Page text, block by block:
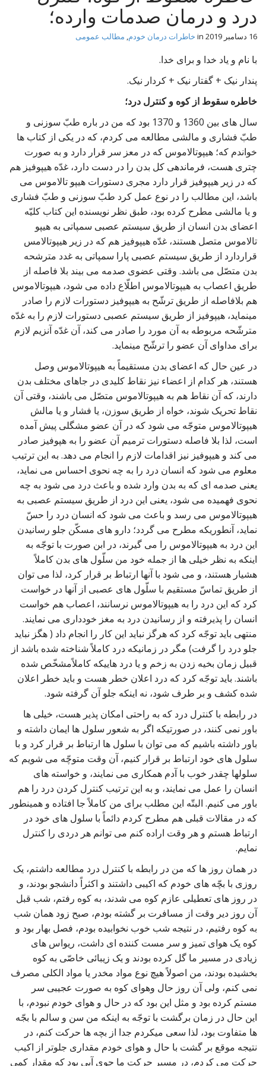
درد و درمان صدمات وارده؛
16 دسامبر 2019 خاطرات درمان خودم, مطالب عمومی
با نام و یاد خدا و برای خدا.
پندار نیک + گفتار نیک + کردار نیک.
خاطره سقوط از کوه و کنترل درد؛
سال های بین 1360 و 1370 بود که من در باره طبّ سوزنی و
طبّ فشاری و مالشی مطالعه می کردم، که در یکی از کتاب ها
خواندم که؛ هیپوتالاموس که در معز سر قرار دارد و به صورت
چتری هست، فرماندهی کل بدن را در دست دارد، غدّه هیپوفیز هم
که در زیر هیپوفیز قرار دارد مجری دستورات هیپو تالاموس می
باشد، این مطالب را در نوع عمل کرد طبّ سوزنی و طبّ فشاری
و یا مالشی مطرح کرده بود، طبق نظر نویسنده این کتاب کلیّه
اعضای بدن انسان از طریق سیستم عصبی سمپاتی به هیپو
تالاموس متصل هستند، غدّه هیپوفیز هم که در زیر هیپوتالامس
قراردارد از طریق سیستم عصبی پارا سمپاتی به غدد مترشحه
بدن متصّل می باشد. وقتی عضوی صدمه می بیند بلا فاصله از
طریق اعصاب به هیپوتالاموس اطلّاع داده می شود، هیپوتالاموس
هم بلافاصله از طریق ترشّح به هیپوفیز دستورات لازم را صادر
مینماید، هیپوفیز از طریق سیستم عصبی دستورات لازم را به غدّه
مترشّحه مربوطه به آن مورد را صادر می کند، آن غدّه آنزیم لازم
برای مداوای آن عضو را ترشّح مینماید.
در عین حال که اعضای بدن مستقیماً به هیپوتالاموس وصل
هستند، هر کدام از اعضاء نیز نقاط کلیدی در جاهای مختلف بدن
دارند، که آن نقاط هم به هیپوتالاموس متصّل می باشند، وقتی آن
نقاط تحریک شوند، خواه از طریق سوزن، یا فشار و یا مالش
هیپوتالاموس متوجّه می شود که در آن عضو مشگلی پیش آمده
است، لذا بلا فاصله دستورات ترمیم آن عضو را به هپوفیز صادر
می کند و هیپوفیز نیز اقدامات لازم را انجام می دهد. به این ترتیب
معلوم می شود که انسان درد را به چه نحوی احساس می نماید،
یعنی صدمه ای که به بدن وارد شده و باعث درد می شود به چه
نحوی فهمیده می شود، یعنی این درد از طریق سیستم عصبی به
هیپوتالاموس می رسد و باعث می شود که انسان درد را حسّ
نماید، آنطوریکه مطرح می گردد؛ دارو های مسکّن جلو رسانیدن
این درد به هیپوتالاموس را می گیرند، در ابن صورت با توجّه به
اینکه به نظر خیلی ها از جمله خود من سلّول های بدن کاملاً
هشیار هستند، و می شود با آنها ارتباط بر قرار کرد، لذا می توان
از طریق تماسّ مستقیم با سلّول های عصبی از آنها در خواست
کرد که این درد را به هیپوتالاموس نرسانند، اعصاب هم خواست
انسان را پذیرفته و از رسانیدن درد به مغز خودداری می نمایند.
منتهی باید توجّه کرد که هرگز نباید این کار را انجام داد ( هگز نباید
جلو درد را گرفت) مگر در زمانیکه درد کاملاً شناخته شده باشد از
قبیل زمان بخیه زدن به زخم و یا درد هاییکه کاملاًمشخّص شده
باشند. باید توجّه کرد که درد اعلان خطر هست و باید خطر اعلان
شده کشف و بر طرف شود، نه اینکه جلو آن گرفته شود.
در رابطه با کنترل درد که به راحتی امکان پذیر هست، خیلی ها
باور نمی کنند، در صورتیکه اگر به شعور سلول ها ایمان داشته و
باور داشته باشیم که می توان با سلول ها ارتباط بر قرار کرد و با
سلول های خود ارتباط بر قرار کنیم، آن وقت متوچّه می شویم که
سلولها چقدر خوب با آدم همکاری می نمایند، و خواسته های
انسان را عمل می نمایند، و به این ترتیب کنترل کردن درد را هم
باور می کنیم. البتّه این مطلب برای من کاملاً جا افتاده و همینطور
که در مقالات قبلی هم مطرح کردم دائماً با سلول های خود در
ارتباط هستم و هر وقت اراده کنم می توانم هر دردی را کنترل
نمایم.
در همان روز ها که من در رابطه با کنترل درد مطالعه داشتم، یک
روزی با بچّه های خودم که اکیبی داشتند و اکثراً دانشجو بودند، و
در روز های تعطیلی عازم کوه می شدند، به کوه رفتم، شب قبل
آن روز دیر وقت از مسافرت بر گشته بودم، صبح زود همان شب
به کوه رفتیم، در نتیجه شب خوب نخوابیده بودم، فصل بهار بود و
کوه یک هوای تمیز و سر مست کننده ای داشت، ریواس های
زیادی در مسیر ما گل کرده بودند و یک زیبائی خاصّی به کوه
بخشیده بودند، من اصولاً هیچ نوع مواد مخدر یا مواد الکلی مصرف
نمی کنم، ولی آن روز حال وهوای کوه به صورت عجیبی سر
مستم کرده بود و مثل این بود که در حال و هوای خودم نبودم، با
این حال در زمان برگشت با توجّه به اینکه من سن و سالم با بجّه
ها متفاوت بود، لذا سعی میکردم جدا از بچه ها حرکت کنم، در
نتیجه موقع بر گشت با حال و هوای خودم مقداری جلوتر از اکیب
حرکت می کردم، در مسیر حرکت ما جوی آبی بود که مقدار کمی